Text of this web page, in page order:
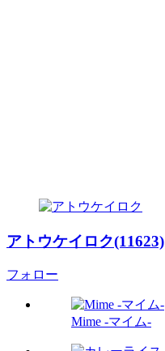
アトウケイロク(11623)
フォロー
Mime -マイム-